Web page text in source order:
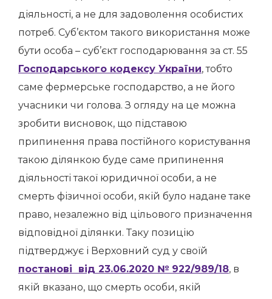
діяльності, а не для задоволення особистих
потреб. Суб’єктом такого використання може
бути особа – суб’єкт господарювання за ст. 55
Господарського кодексу України, тобто
саме фермерське господарство, а не його
учасники чи голова. З огляду на це можна
зробити висновок, що підставою
припинення права постійного користування
такою ділянкою буде саме припинення
діяльності такої юридичної особи, а не
смерть фізичної особи, якій було надане таке
право, незалежно від цільового призначення
відповідної ділянки. Таку позицію
підтверджує і Верховний суд у своїй
постанові від 23.06.2020 № 922/989/18, в
якій вказано, що смерть особи, якій